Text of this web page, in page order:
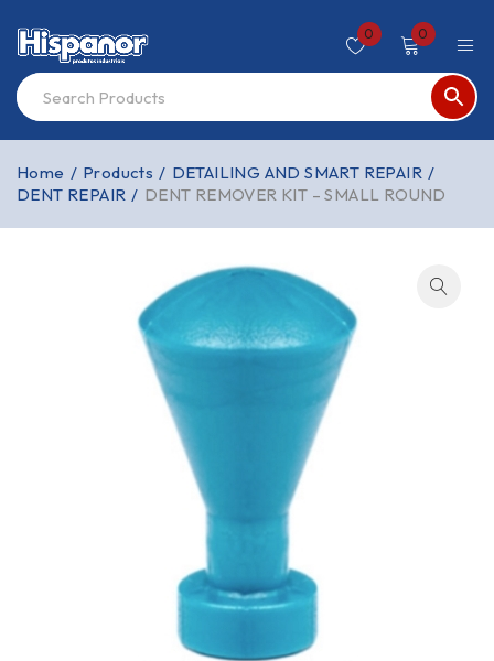
0 0
Home / Products / DETAILING AND SMART REPAIR /
DENT REPAIR / DENT REMOVER KIT – SMALL ROUND